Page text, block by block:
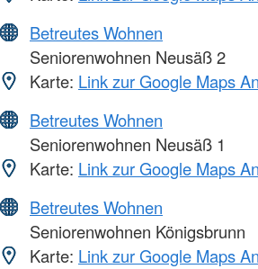
Betreutes Wohnen
Seniorenwohnen Neusäß 2
Karte: Link zur Google Maps
Betreutes Wohnen
Seniorenwohnen Neusäß 1
Karte: Link zur Google Maps
Betreutes Wohnen
Seniorenwohnen Königsbrunn
Karte: Link zur Google Maps